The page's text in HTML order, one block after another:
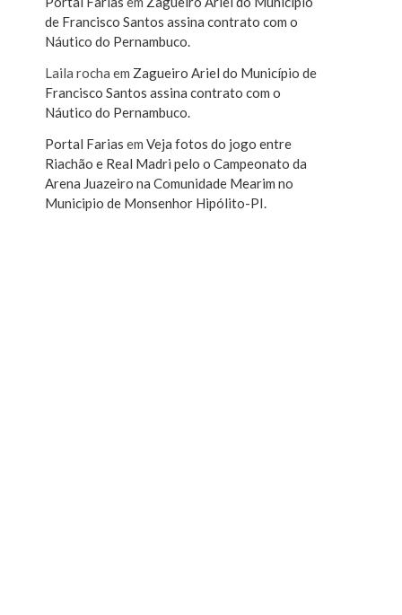
de Francisco Santos assina contrato com o
Náutico do Pernambuco.
Laila rocha em Zagueiro Ariel do Município de
Francisco Santos assina contrato com o
Náutico do Pernambuco.
Portal Farias em Veja fotos do jogo entre
Riachão e Real Madri pelo o Campeonato da
Arena Juazeiro na Comunidade Mearim no
Municipio de Monsenhor Hipólito-PI.